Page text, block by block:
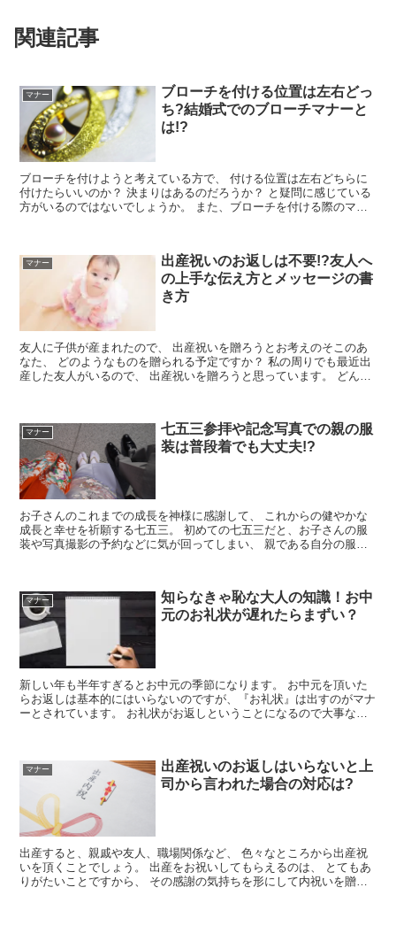
関連記事
マナー
ブローチを付ける位置は左右どっ
ち?結婚式でのブローチマナーと
は!?
ブローチを付けようと考えている方で、 付ける位置は左右どちらに
付けたらいいのか？ 決まりはあるのだろうか？ と疑問に感じている
方がいるのではないでしょうか。 また、ブローチを付ける際のマナ
マナー
出産祝いのお返しは不要!?友人へ
の上手な伝え方とメッセージの書
き方
友人に子供が産まれたので、 出産祝いを贈ろうとお考えのそこのあ
なた、 どのようなものを贈られる予定ですか？ 私の周りでも最近出
産した友人がいるので、 出産祝いを贈ろうと思っています。 どんな
マナー
七五三参拝や記念写真での親の服
装は普段着でも大丈夫!?
お子さんのこれまでの成長を神様に感謝して、 これからの健やかな
成長と幸せを祈願する七五三。 初めての七五三だと、お子さんの服
装や写真撮影の予約などに気が回ってしまい、 親である自分の服装
マナー
知らなきゃ恥な大人の知識！お中
元のお礼状が遅れたらまずい？
新しい年も半年すぎるとお中元の季節になります。 お中元を頂いた
らお返しは基本的にはいらないのですが、『お礼状』は出すのがマナ
ーとされています。 お礼状がお返しということになるので大事なも
マナー
出産祝いのお返しはいらないと上
司から言われた場合の対応は?
出産すると、親戚や友人、職場関係など、 色々なところから出産祝
いを頂くことでしょう。 出産をお祝いしてもらえるのは、 とてもあ
りがたいことですから、 その感謝の気持ちを形にして内祝いを贈る